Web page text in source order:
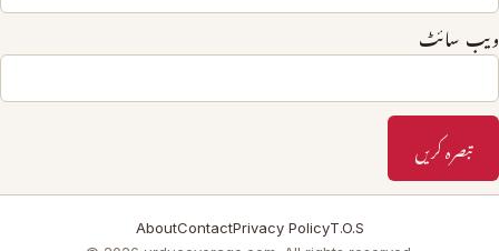
ویب‌ سائٹ
AboutContactPrivacy PolicyT.O.S